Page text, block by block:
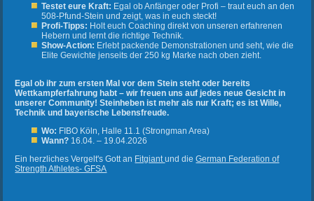
Testet eure Kraft: Egal ob Anfänger oder Profi – traut euch an den
508-Pfund-Stein und zeigt, was in euch steckt!
Profi-Tipps: Holt euch Coaching direkt von unseren erfahrenen
Hebern und lernt die richtige Technik.
Show-Action: Erlebt packende Demonstrationen und seht, wie die
Elite Gewichte jenseits der 250 kg Marke nach oben zieht.
Egal ob ihr zum ersten Mal vor dem Stein steht oder bereits
Wettkampferfahrung habt – wir freuen uns auf jedes neue Gesicht in
unserer Community! Steinheben ist mehr als nur Kraft; es ist Wille,
Technik und bayerische Lebensfreude.
Wo: FIBO Köln, Halle 11.1 (Strongman Area)
Wann? 16.04. – 19.04.2026
Ein herzliches Vergelt's Gott an Fitgiantund dieGerman Federation of
Strength Athletes- GFSA